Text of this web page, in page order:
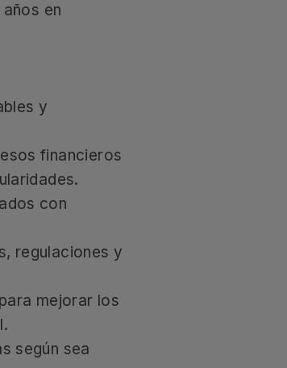
en
y
financieros
con
regulaciones y
mejorar los
según sea